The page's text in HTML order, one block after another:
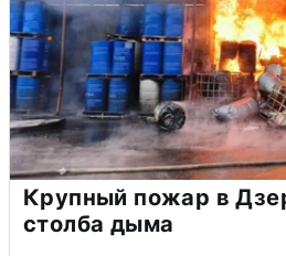
Крупный пожар в
столба дыма